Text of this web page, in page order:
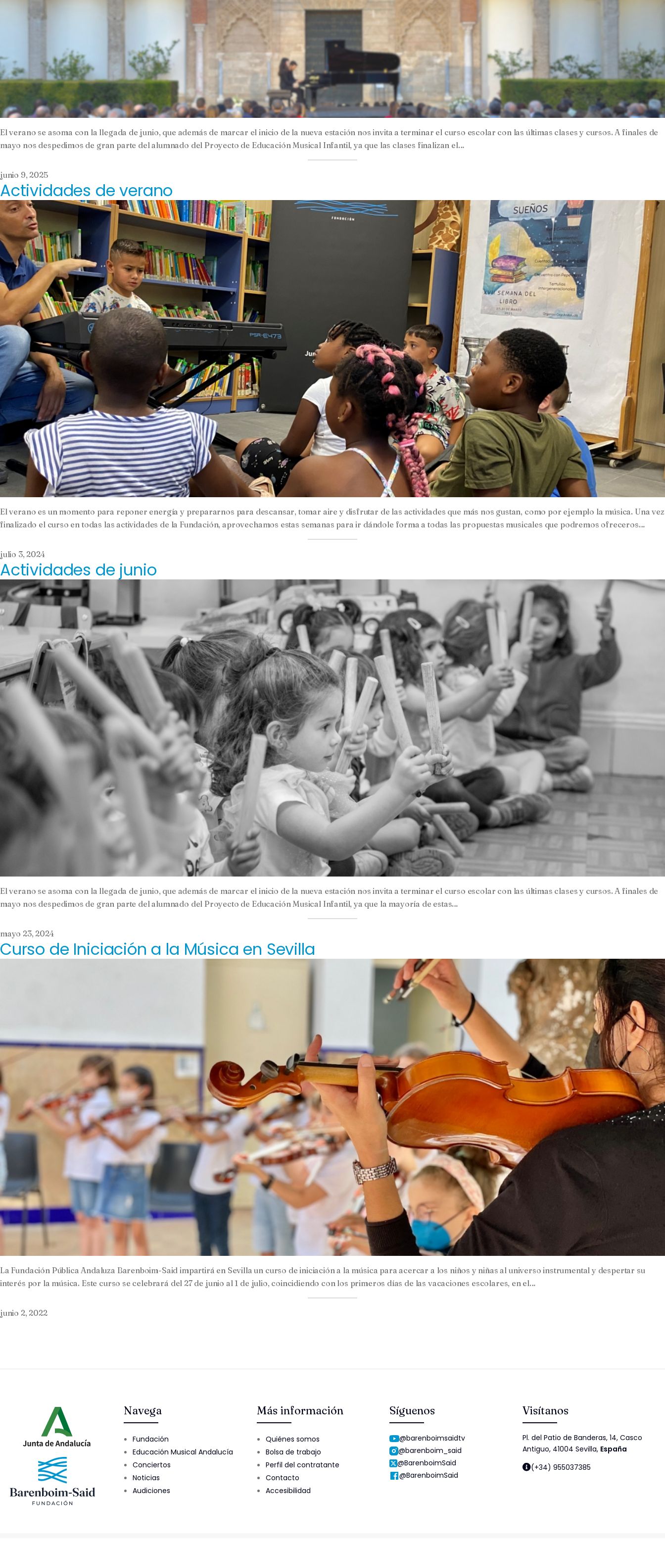
El verano se asoma con la llegada de junio, que además de marcar el inicio de la nueva estación nos invita a terminar el curso escolar con las últimas clases y cursos. A finales de
mayo nos despedimos de gran parte del alumnado del Proyecto de Educación Musical Infantil, ya que las clases finalizan el…
junio 9, 2025
Actividades de verano
El verano es un momento para reponer energía y prepararnos para descansar, tomar aire y disfrutar de las actividades que más nos gustan, como por ejemplo la música. Una vez
finalizado el curso en todas las actividades de la Fundación, aprovechamos estas semanas para ir dándole forma a todas las propuestas musicales que podremos ofreceros…
julio 3, 2024
Actividades de junio
El verano se asoma con la llegada de junio, que además de marcar el inicio de la nueva estación nos invita a terminar el curso escolar con las últimas clases y cursos. A finales de
mayo nos despedimos de gran parte del alumnado del Proyecto de Educación Musical Infantil, ya que la mayoría de estas…
mayo 23, 2024
Curso de Iniciación a la Música en Sevilla
La Fundación Pública Andaluza Barenboim-Said impartirá en Sevilla un curso de iniciación a la música para acercar a los niños y niñas al universo instrumental y despertar su
interés por la música. Este curso se celebrará del 27 de junio al 1 de julio, coincidiendo con los primeros días de las vacaciones escolares, en el…
junio 2, 2022
Navega
Fundación
Educación Musical Andalucía
Conciertos
Noticias
Audiciones
Más información
Quiénes somos
Bolsa de trabajo
Perfil del contratante
Contacto
Accesibilidad
Síguenos
@barenboimsaidtv
@barenboim_said
@BarenboimSaid
@BarenboimSaid
Visítanos
Pl. del Patio de Banderas, 14, Casco
Antiguo, 41004 Sevilla, España
(+34) 955037385